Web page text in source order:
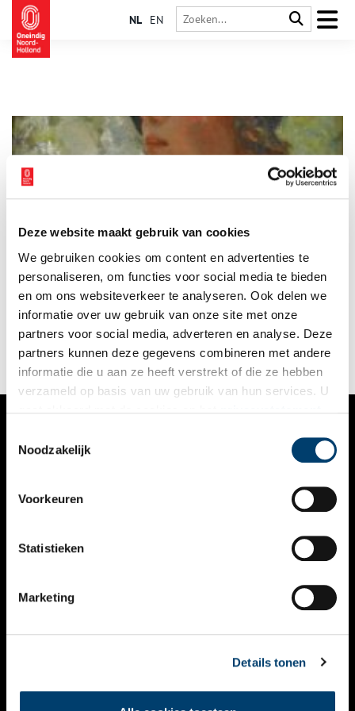
Deze website maakt gebruik van cookies
We gebruiken cookies om content en advertenties te
personaliseren, om functies voor social media te bieden
en om ons websiteverkeer te analyseren. Ook delen we
informatie over uw gebruik van onze site met onze
partners voor social media, adverteren en analyse. Deze
partners kunnen deze gegevens combineren met andere
informatie die u aan ze heeft verstrekt of die ze hebben
verzameld op basis van uw gebruik van hun services. U
Noodzakelijk
Voorkeuren
Statistieken
Marketing
Details tonen
NL EN
Hij werd als een ware held in Amerika binnengehaald. De
kranten stonden er vol van. Veel musea in binnen- en
buitenland bezitten zijn schilderijen. Toch zijn de schilderijen
van Albert Neuhuys nog maar weinig te zien. Wie was deze
bekende schilder van deLarense School?
VERHALEN
KALENDER
THEMA’S
VIDEO’S
CONTACT